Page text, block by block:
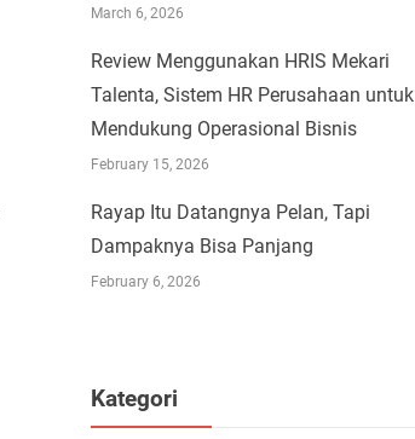
March 6, 2026
Review Menggunakan HRIS Mekari
Talenta, Sistem HR Perusahaan untuk
Mendukung Operasional Bisnis
February 15, 2026
Rayap Itu Datangnya Pelan, Tapi
Dampaknya Bisa Panjang
February 6, 2026
Kategori